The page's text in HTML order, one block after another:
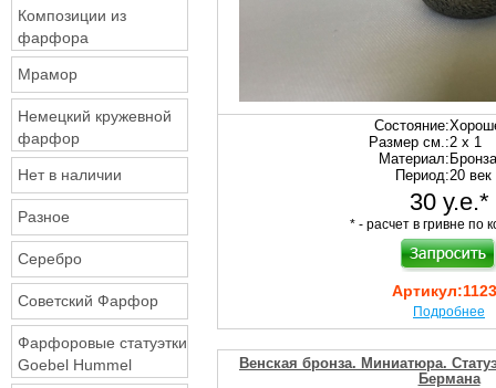
Композиции из
фарфора
Мрамор
Немецкий кружевной
фарфор
Нет в наличии
Разное
Серебро
Советский Фарфор
Фарфоровые статуэтки
Goebel Hummel
Состояние:
Размер см.:2 х 1
Материал: Бронза
Период:20 век
30 у.е.*
* - расчет в гривне по
Артикул:
Подробнее
Венская бронза. Миниатюра.
Бермана